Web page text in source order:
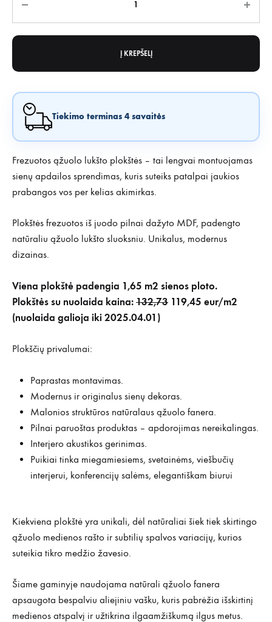
Į KREPŠELĮ
Tiekimo terminas 4 savaitės
Frezuotos ąžuolo lukšto plokštės – tai lengvai montuojamas
sienų apdailos sprendimas, kuris suteiks patalpai jaukios
prabangos vos per kelias akimirkas.
Plokštės frezuotos iš juodo pilnai dažyto MDF, padengto
natūraliu ąžuolo lukšto sluoksniu. Unikalus, modernus
dizainas.
Viena plokštė padengia 1,65 m2 sienos ploto.
Plokštės su nuolaida kaina:132,73 119,45 eur/m2
(nuolaida galioja iki 2025.04.01)
Plokščių privalumai:
Paprastas montavimas.
Modernus ir originalus sienų dekoras.
Malonios struktūros natūralaus ąžuolo fanera.
Pilnai paruoštas produktas – apdorojimas nereikalingas.
Interjero akustikos gerinimas.
Puikiai tinka miegamiesiems, svetainėms, viešbučių
interjerui, konferencijų salėms, elegantiškam biurui
Kiekviena plokštė yra unikali, dėl natūraliai šiek tiek skirtingo
ąžuolo medienos rašto ir subtilių spalvos variacijų, kurios
suteikia tikro medžio žavesio.
Šiame gaminyje naudojama natūrali ąžuolo fanera
apsaugota bespalviu aliejiniu vašku, kuris pabrėžia išskirtinį
medienos atspalvį ir užtikrina ilgaamžiškumą ilgus metus.